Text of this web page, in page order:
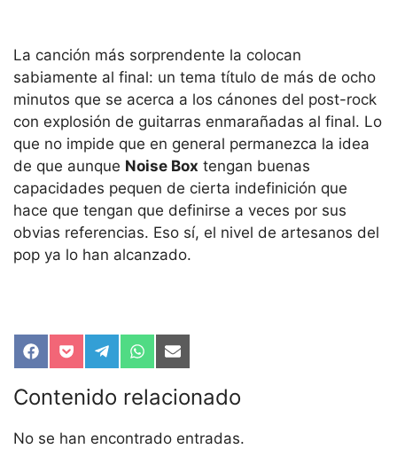
La canción más sorprendente la colocan
sabiamente al final: un tema título de más de ocho
minutos que se acerca a los cánones del post-rock
con explosión de guitarras enmarañadas al final. Lo
que no impide que en general permanezca la idea
de que aunque Noise Box tengan buenas
capacidades pequen de cierta indefinición que
hace que tengan que definirse a veces por sus
obvias referencias. Eso sí, el nivel de artesanos del
pop ya lo han alcanzado.
Compartir
en
Facebook
Compartir
en
Pocket
Compartir
en
Telegram
Compartir
en
WhatsApp
Compartir
en
Email
Contenido relacionado
No se han encontrado entradas.